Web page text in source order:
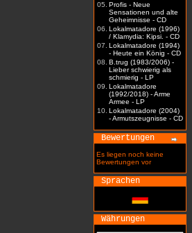
05. Profis - Neue
Sensationen und alte
Geheimnisse - CD
06. Lokalmatadore (1996)
/ Klamydia: Kipsi. - CD
07. Lokalmatadore (1994)
- Heute ein König - CD
08. B.trug (1983/2006) -
Lieber schwierig als
schmierig - LP
09. Lokalmatadore
(1992/2018) - Arme
Armee - LP
10. Lokalmatadore (2004)
- Armutszeugnisse - CD
Bewertungen
Es liegen noch keine
Bewertungen vor
Sprachen
Währungen